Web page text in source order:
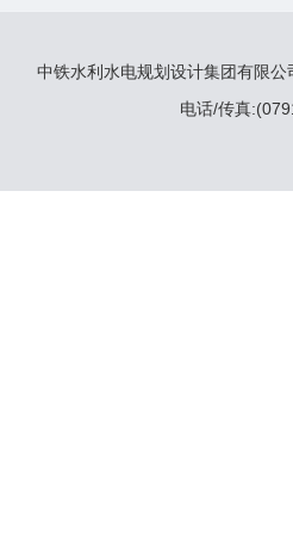
中铁水利水电规划设计集团有限
电话/传真